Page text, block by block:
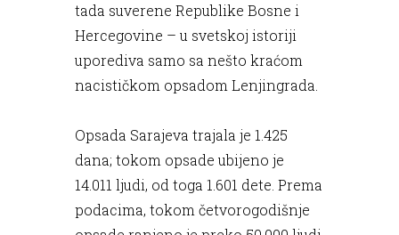
tada suverene Republike Bosne i
Hercegovine – u svetskoj istoriji
uporediva samo sa nešto kraćom
nacističkom opsadom Lenjingrada.
Opsada Sarajeva trajala je 1.425
dana; tokom opsade ubijeno je
14.011 ljudi, od toga 1.601 dete. Prema
podacima, tokom četvorogodišnje